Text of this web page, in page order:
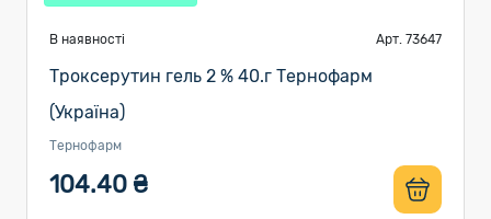
В наявності Арт. 73647
Троксерутин гель 2 % 40.г Тернофарм
(Україна)
Тернофарм
104.40 ₴